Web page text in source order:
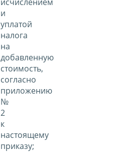
и
уплатой
налога
на
добавленную
стоимость,
согласно
приложению
№
2
к
настоящему
приказу;